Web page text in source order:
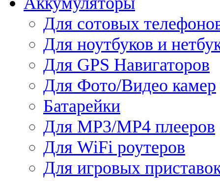
Для сотовых
Для ноутбуков и
Для GPS Навигаторов
Для Фото/Видео камер
Батарейки
Для MP3/MP4 плееров
Для WiFi роутеров
Для игровых